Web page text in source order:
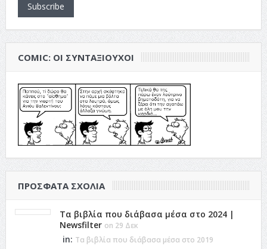
Subscribe
COMIC: ΟΙ ΣΥΝΤΑΞΙΟΎΧΟΙ
ΠΡΌΣΦΑΤΑ ΣΧΌΛΙΑ
Τα βιβλία που διάβασα μέσα στο 2024 |
Newsfilter on 29 Δεκ
in: Τα βιβλία που διάβασα μέσα στο 2019